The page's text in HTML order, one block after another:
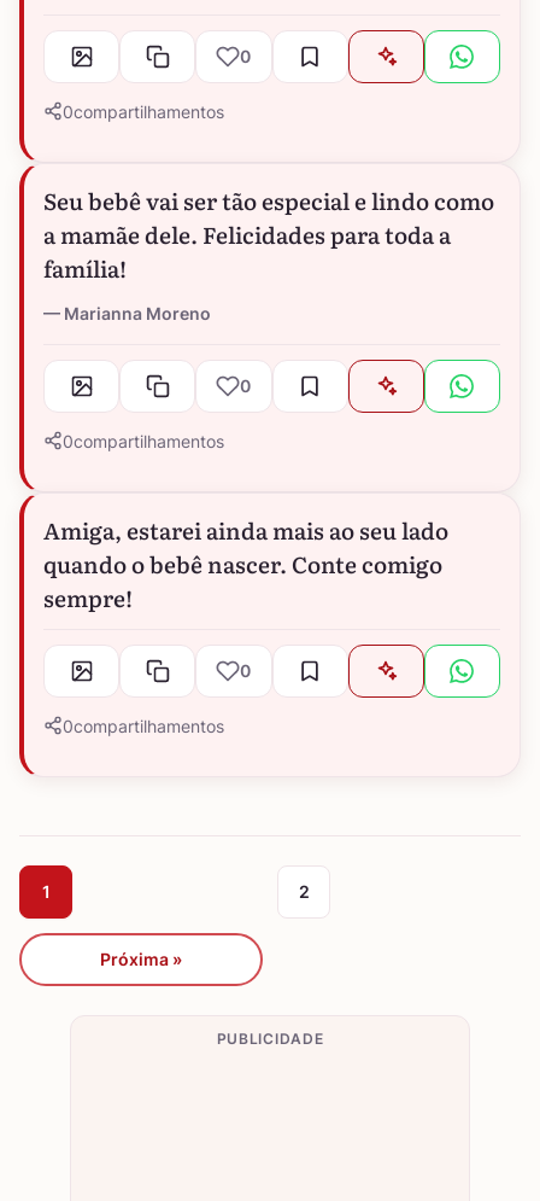
0
0compartilhamentos
Seu bebê vai ser tão especial e lindo como
a mamãe dele. Felicidades para toda a
família!
Marianna Moreno
0
0compartilhamentos
Amiga, estarei ainda mais ao seu lado
quando o bebê nascer. Conte comigo
sempre!
0
0compartilhamentos
1 2
Próxima »
PUBLICIDADE